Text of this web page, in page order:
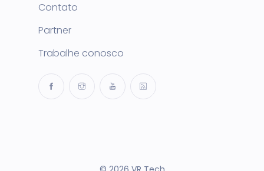
Contato
Partner
Trabalhe conosco